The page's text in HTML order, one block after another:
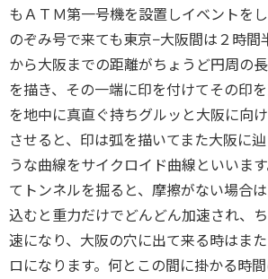
もＡＴＭ第一号機を設置しイベントをし
のぞみ号で来ても東京−大阪間は２時間
から大阪までの距離がちょうど円周の
を描き、その一端に印を付けてその印
を地中に真直ぐ持ちグルッと大阪に向
させると、印は弧を描いてまた大阪に
うな曲線をサイクロイド曲線といいま
てトンネルを掘ると、摩擦がない場合
込むと重力だけでどんどん加速され、
速になり、大阪の穴に出て来る時はま
ロになります。何とこの間に掛かる時